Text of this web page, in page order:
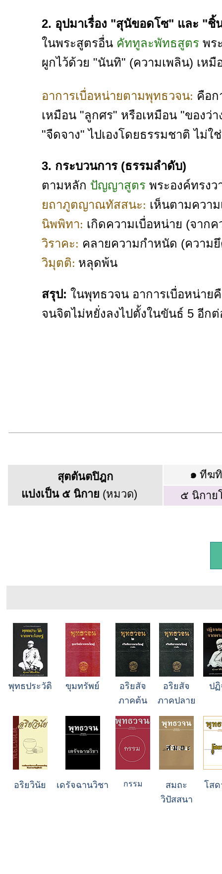
2. อุปมาเรื่อง "สุนัขอดโซ" และ "ชิ้
ในพระสูตรอื่น คัททูละพัทธสูตร พร
ผูกไว้ด้วย "นันทิ" (ความเพลิน) เห
อาการเบื่อหน่ายตามพุทธวจน: คือก
เหมือน "ลูกศร" หรือเหมือน "ของว่
"จืดจาง" ไปเองโดยธรรมชาติ ไม่ใ
3. กระบวนการ (ธรรมลำดับ)
ตามหลัก ปัญญาสูตร พระองค์ทรงว
ยถาภูตญาณทัสสนะ: เห็นตามควา
นิพพิทา: เกิดความเบื่อหน่าย (จาก
วิราคะ: คลายความกำหนัด (ความ
วิมุตติ: หลุดพ้น
สรุป: ในพุทธวจน อาการเบื่อหน่าย
จนจิตไม่หยั่งลงไปตั้งในขันธ์ 5 อีก
สุตตันตปิฎก
แบ่งเป็น ๕ นิกาย (หมวด)
๑ ทีฆ
๕ นิกาย
พุทธประวัติ ขุมทรัพย์
อริยสัจ
ภาคต้น
อริยสัจ
ภาคปลาย
ป
อริยวินัย เดรัจฉานวิชา กรรม
สมถะ
วิปัสสนา
โส